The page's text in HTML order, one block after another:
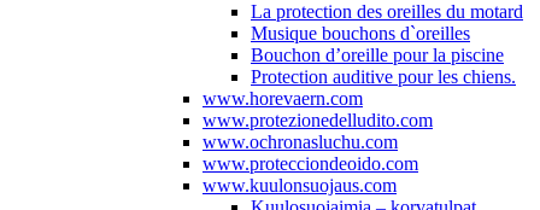
La protection des oreilles du motard
Musique bouchons d`oreilles
Bouchon d’oreille pour la piscine
Protection auditive pour les chiens.
www.horevaern.com
www.protezionedelludito.com
www.ochronasluchu.com
www.protecciondeoido.com
www.kuulonsuojaus.com